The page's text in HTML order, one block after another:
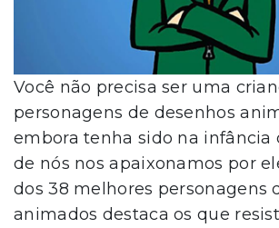
Você não precisa ser uma
personagens de desenhos
embora tenha sido na infância
de nós nos apaixonamos por
dos 38 melhores personagens
animados destaca os que